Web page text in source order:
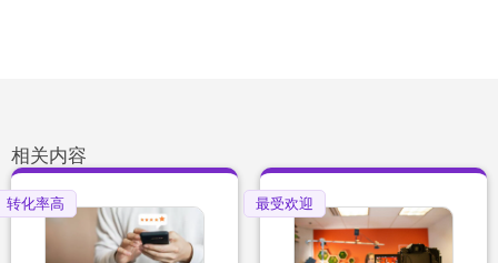
相关内容
转化率高 最受欢迎